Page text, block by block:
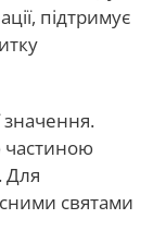
підтримує
значення.
частиною
Для
святами